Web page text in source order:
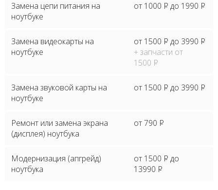
Замена цепи питания на
ноутбуке
от 1000 P до 1990 P
Замена видеокарты на
ноутбуке
от 1500 P до 3990 P
+ запчасти от
1500 P
Замена звуковой карты на
ноутбуке
от 1500 P до 3990 P
Ремонт или замена экрана
(дисплея) ноутбука
от 790 P
Модернизация (апгрейд)
ноутбука
от 1500 P до
13990 P